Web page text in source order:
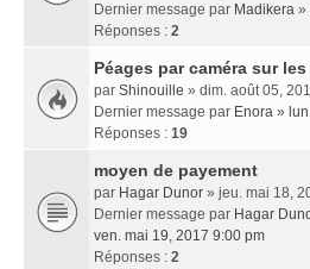
Dernier message par Madikera »
Réponses : 2
Péages par caméra sur
par Shinouille » dim. août 05,
Dernier message par Enora »
Réponses : 19
moyen de payement
par Hagar Dunor » jeu. mai 18,
Dernier message par Hagar
ven. mai 19, 2017 9:00 pm
Réponses : 2